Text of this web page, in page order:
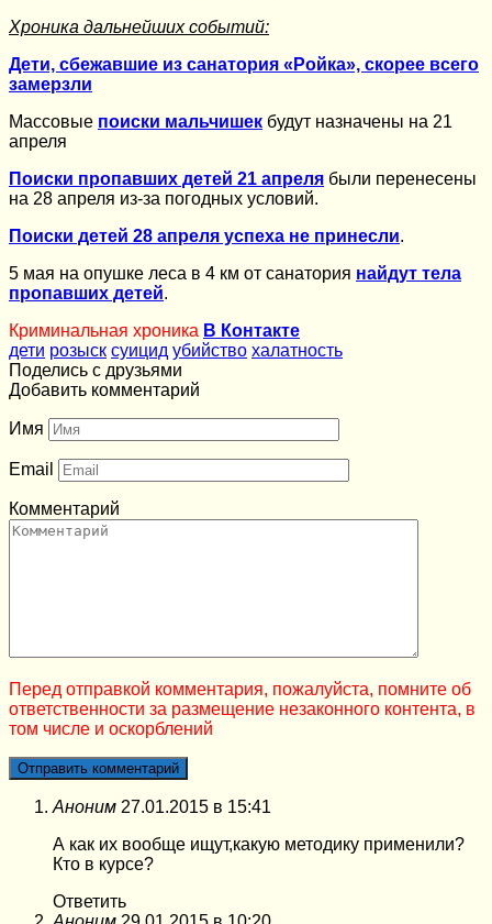
Хроника дальнейших событий:
Дети, сбежавшие из санатория «Ройка», скорее всего
замерзли
Массовые поиски мальчишек будут назначены на 21
апреля
Поиски пропавших детей 21 апреля были перенесены
на 28 апреля из-за погодных условий.
Поиски детей 28 апреля успеха не принесли.
5 мая на опушке леса в 4 км от санатория найдут тела
пропавших детей.
Криминальная хроника В Контакте
дети розыск суицид убийство халатность
Поделись с друзьями
Добавить комментарий
Имя
Email
Комментарий
Перед отправкой комментария, пожалуйста, помните об
ответственности за размещение незаконного контента, в
том числе и оскорблений
Аноним 27.01.2015 в 15:41
А как их вообще ищут,какую методику применили?
Кто в курсе?
Ответить